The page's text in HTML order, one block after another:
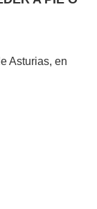
Asturias, en